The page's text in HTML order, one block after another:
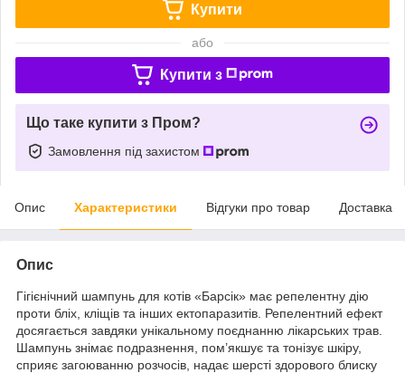
Купити
або
Купити з
Що таке купити з Пром?
Замовлення під захистом
Опис Характеристики Відгуки про товар Доставка
Опис
Гігієнічний шампунь для котів «Барсік» має репелентну дію
проти бліх, кліщів та інших ектопаразитів. Репелентний ефект
досягається завдяки унікальному поєднанню лікарських трав.
Шампунь знімає подразнення, пом’якшує та тонізує шкіру,
сприяє загоюванню розчосів, надає шерсті здорового блиску